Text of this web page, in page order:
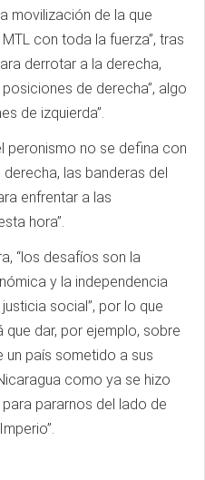
movilización de la que
con toda la fuerza”, tras
derrotar a la derecha,
de derecha”, algo
de izquierda”.
peronismo no se defina con
las banderas del
enfrentar a las
hora”.
“los desafíos son la
y la independencia
social”, por lo que
que dar, por ejemplo, sobre
un país sometido a sus
como ya se hizo
pararnos del lado de